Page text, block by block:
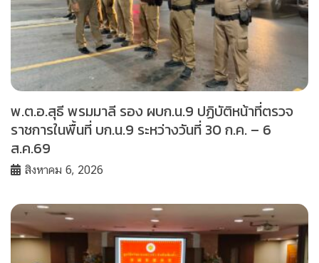
พ.ต.อ.สุธี พรมมาลี รอง ผบก.น.9 ปฏิบัติหน้าที่ตรวจ
ราชการในพื้นที่ บก.น.9 ระหว่างวันที่ 30 ก.ค. – 6
ส.ค.69
สิงหาคม 6, 2026